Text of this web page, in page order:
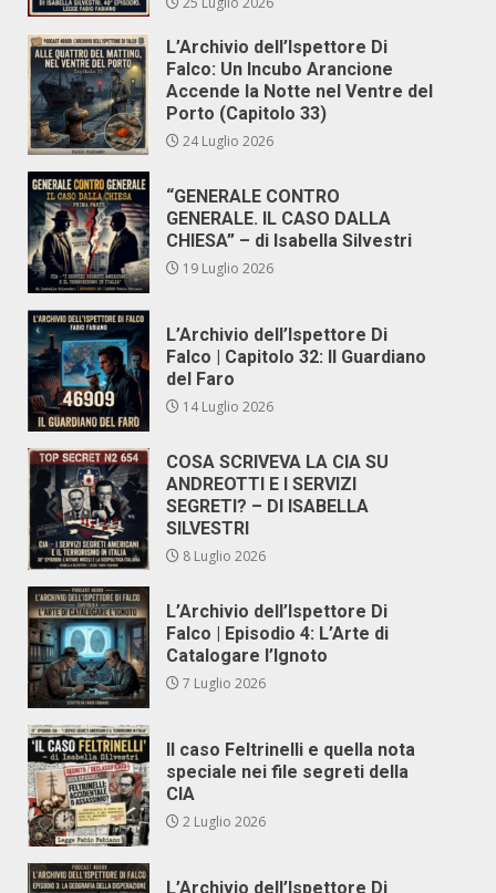
L’Archivio dell’Ispettore Di
Falco: Un Incubo Arancione
Accende la Notte nel Ventre del
Porto (Capitolo 33)
24 Luglio 2026
“GENERALE CONTRO
GENERALE. IL CASO DALLA
CHIESA” – di Isabella Silvestri
19 Luglio 2026
L’Archivio dell’Ispettore Di
Falco | Capitolo 32: Il Guardiano
del Faro
14 Luglio 2026
COSA SCRIVEVA LA CIA SU
ANDREOTTI E I SERVIZI
SEGRETI? – DI ISABELLA
SILVESTRI
8 Luglio 2026
L’Archivio dell’Ispettore Di
Falco | Episodio 4: L’Arte di
Catalogare l’Ignoto
7 Luglio 2026
Il caso Feltrinelli e quella nota
speciale nei file segreti della
CIA
2 Luglio 2026
L’Archivio dell’Ispettore Di